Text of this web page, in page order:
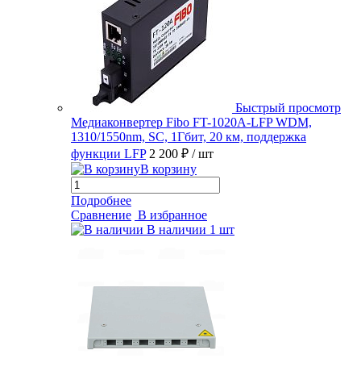
Быстрый просмотр
Медиаконвертер Fibo FT-1020A-LFP WDM,
1310/1550nm, SC, 1Гбит, 20 км, поддержка
функции LFP 2 200 ₽ / шт
В корзину
Подробнее
Сравнение В избранное
В наличии 1 шт